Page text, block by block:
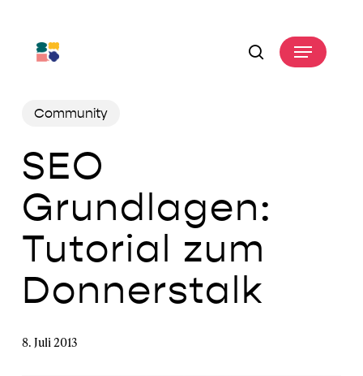
search
Menu
Community
SEO
Grundlagen:
Tutorial zum
Donnerstalk
8. Juli 2013